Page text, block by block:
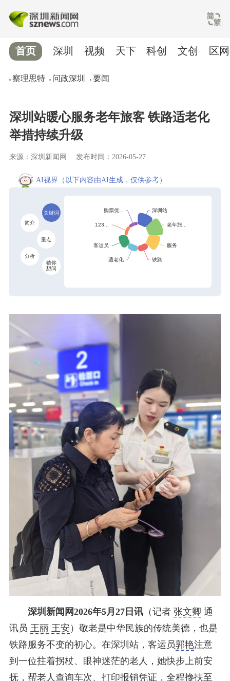
首页
察理思特 问政深圳 要闻
深圳 视频 天下 科创 文创 区网
深圳站暖心服务老年旅客 铁路适老化
举措持续升级
来源：深圳新闻网 发布时间：2026-05-27
AI视界 （以下内容由AI生成，仅供参考）
关键词
简介
重点
分析
猜你
想问
深圳新闻网2026年5月27日讯（记者 张文卿 通
讯员 王丽 王安 ）敬老是中华民族的传统美德，也是
铁路服务不变的初心。在深圳站，客运员郭艳注意
到一位拄着拐杖、眼神迷茫的老人，她快步上前安
抚，帮老人查询车次、打印报销凭证，全程搀扶至